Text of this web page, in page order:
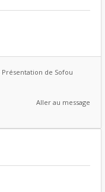
Présentation de Sofou
Aller au message